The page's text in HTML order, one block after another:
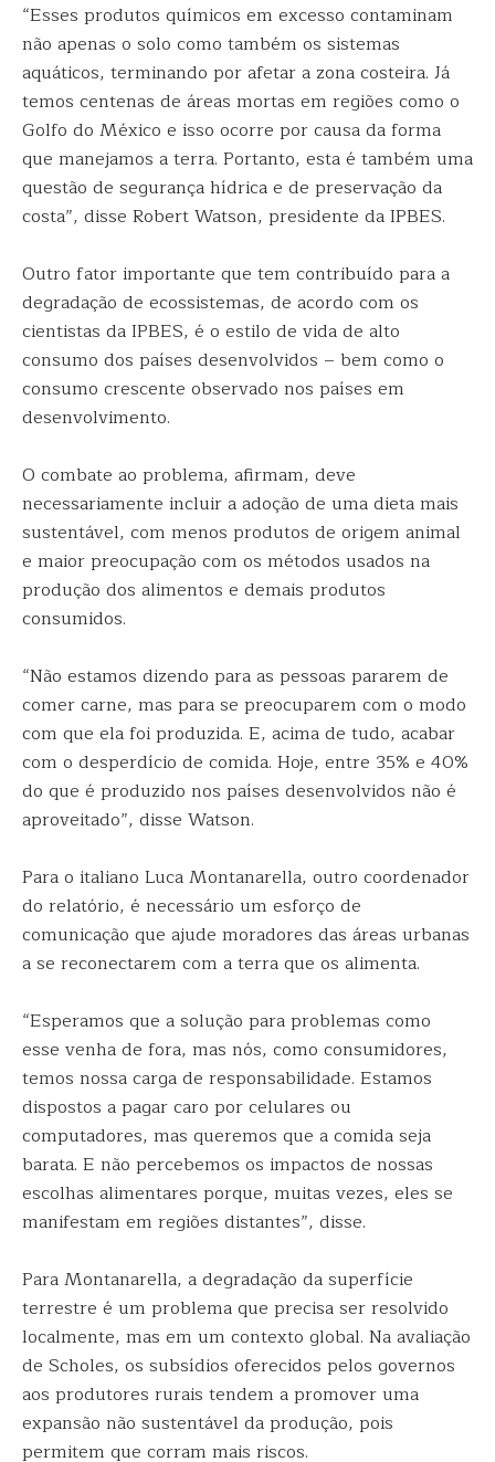
“Esses produtos químicos em excesso contaminam
não apenas o solo como também os sistemas
aquáticos, terminando por afetar a zona costeira. Já
temos centenas de áreas mortas em regiões como o
Golfo do México e isso ocorre por causa da forma
que manejamos a terra. Portanto, esta é também uma
questão de segurança hídrica e de preservação da
costa”, disse Robert Watson, presidente da IPBES.
Outro fator importante que tem contribuído para a
degradação de ecossistemas, de acordo com os
cientistas da IPBES, é o estilo de vida de alto
consumo dos países desenvolvidos – bem como o
consumo crescente observado nos países em
desenvolvimento.
O combate ao problema, afirmam, deve
necessariamente incluir a adoção de uma dieta mais
sustentável, com menos produtos de origem animal
e maior preocupação com os métodos usados na
produção dos alimentos e demais produtos
consumidos.
“Não estamos dizendo para as pessoas pararem de
comer carne, mas para se preocuparem com o modo
com que ela foi produzida. E, acima de tudo, acabar
com o desperdício de comida. Hoje, entre 35% e 40%
do que é produzido nos países desenvolvidos não é
aproveitado”, disse Watson.
Para o italiano Luca Montanarella, outro coordenador
do relatório, é necessário um esforço de
comunicação que ajude moradores das áreas urbanas
a se reconectarem com a terra que os alimenta.
“Esperamos que a solução para problemas como
esse venha de fora, mas nós, como consumidores,
temos nossa carga de responsabilidade. Estamos
dispostos a pagar caro por celulares ou
computadores, mas queremos que a comida seja
barata. E não percebemos os impactos de nossas
escolhas alimentares porque, muitas vezes, eles se
manifestam em regiões distantes”, disse.
Para Montanarella, a degradação da superfície
terrestre é um problema que precisa ser resolvido
localmente, mas em um contexto global. Na avaliação
de Scholes, os subsídios oferecidos pelos governos
aos produtores rurais tendem a promover uma
expansão não sustentável da produção, pois
permitem que corram mais riscos.